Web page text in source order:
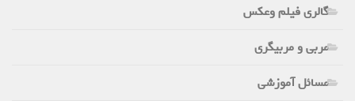
گالری فیلم وعکس
مربی و مربیگری
مسائل آموزشی